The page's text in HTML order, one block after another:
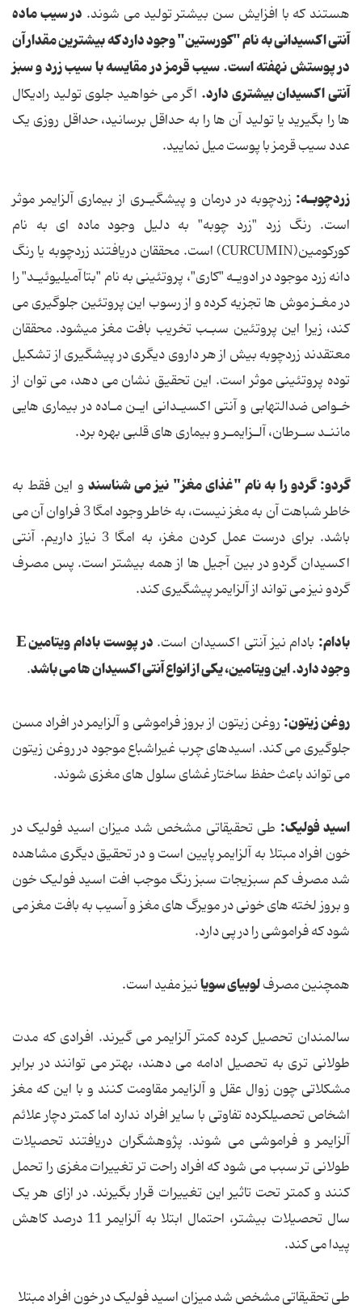
هستند كه با افزایش سن بیشتر تولید می شوند. در سیب ماده
آنتی اکسیدانی به نام "کورستین" وجود دارد که بیشترین مقدار آن
در پوستش نهفته است. سیب قرمز در مقایسه با سیب زرد و سبز
آنتی اکسیدان بیشتری دارد. اگر می خواهید جلوی تولید رادیکال
ها را بگیرید یا تولید آن ها را به حداقل برسانید، حداقل روزی یک
عدد سیب قرمز با پوست میل نمایید.
زردچوبـه:
زردچوبه‎ در درمان‎ و پیشگیـری‎ از بیماری‎ آلزایمر موثر
است‎. رنگ زرد "زرد چوبه" به دلیل وجود ماده ای به نام
دانه زرد موجود در ادویـه "كاری"،‎ پروتئینی به نام‎ "بتاآمیلیوئیـد" را
در مغـز موش ها تجزیه‎‎ کرده و از رسوب‎‎ این‎‎ پروتئین جلوگیری‎ می
توده‎ پروتئینی‎ موثر است‎. این‎‎‎ تحقیق‎ نشان می‎‎ دهد، می توان از
ماننـد سـرطان‎، آلـزایمـر و بیماری های‎ قلبی‎ بهره‎ برد.
گردو: گردو را به نام "غذای مغز" نیز می شناسند و این فقط به
خاطر شباهت آن به مغز نیست، به خاطر وجود امگا 3 فراوان آن می
باشد. برای درست عمل کردن مغز، به امگا 3 نیاز داریم. آنتی
اکسیدان گردو در بین آجیل ها از همه بیشتر است. پس مصرف
گردو نیز می تواند از آلزایمر پیشگیری کند.
بادام: بادام نیز آنتی اکسیدان است.
وجود دارد. این ویتامین، یکی از انواع آنتی اکسیدان ها می باشد.
روغن زیتون: روغن زیتون از بروز فراموشی و آلزایمر در افراد مسن
جلوگیری می‌ کند. اسیدهای چرب غیراشباع موجود در روغن زیتون
می‌ تواند باعث حفظ ساختار غشای سلول ‌های مغزی شوند.
اسید فولیک: طی تحقیقاتی مشخص شد میزان اسید فولیک در
خون افراد مبتلا به آلزایمر پایین است و در تحقیق دیگری مشاهده
شد مصرف کم سبزیجات سبز رنگ موجب افت اسید فولیک خون
و بروز لخته های خونی در مویرگ های مغز و آسیب به بافت مغز می
شود که فراموشی را در پی دارد.
همچنین مصرفلوبیای سویانیز مفید است.
سالمندان تحصیل کرده کمتر آلزایمر می گیرند. افرادی که مدت
طولانی تری به تحصیل ادامه می دهند، بهتر می توانند در برابر
مشکلاتی چون زوال عقل و آلزایمر مقاومت کنند و با این که مغز
اشخاص تحصیلکرده تفاوتی با سایر افراد ندارد اما کمتر دچار علائم
آلزایمر و فراموشی می شوند. پژوهشگران دریافتند تحصیلات
طولانی تر سبب می شود که افراد راحت تر تغییرات مغزی را تحمل
کنند و کمتر تحت تاثیر این تغییرات قرار بگیرند. در ازای هر یک
سال تحصیلات بیشتر، احتمال ابتلا به آلزایمر 11 درصد کاهش
پیدا می کند.
طی تحقیقاتی مشخص شد میزان اسید فولیک در خون افراد مبتلا